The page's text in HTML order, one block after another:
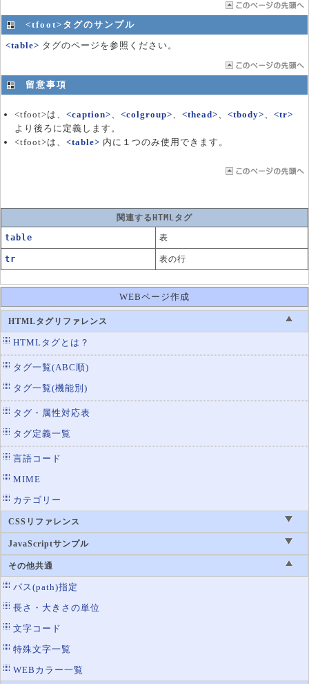
<tfoot>タグのサンプル
<table> タグのページを参照ください。
留意事項
<tfoot>は、<caption> 、<colgroup> 、<thead> 、<tbody> 、<tr>
より後ろに定義します。
<tfoot>は、<table> 内に１つのみ使用できます。
関連するHTMLタグ
table 表
tr 表の行
WEBページ作成
HTMLタグリファレンス
HTMLタグとは？
タグ一覧(ABC順)
タグ一覧(機能別)
タグ・属性対応表
タグ定義一覧
言語コード
MIME
カテゴリー
CSSリファレンス
JavaScriptサンプル
その他共通
パス(path)指定
長さ・大きさの単位
文字コード
特殊文字一覧
WEBカラー一覧